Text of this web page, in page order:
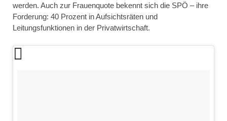
werden. Auch zur Frauenquote bekennt sich die SPÖ – ihre
Forderung: 40 Prozent in Aufsichtsräten und
Leitungsfunktionen in der Privatwirtschaft.